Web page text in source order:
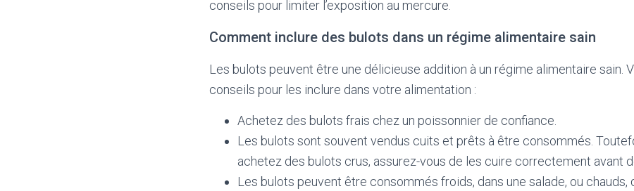
conseils pour limiter l’exposition au mercure.
Comment inclure des bulots dans un régime alimentaire sain
Les bulots peuvent être une délicieuse addition à un régime alimentaire sain.
conseils pour les inclure dans votre alimentation :
Achetez des bulots frais chez un poissonnier de confiance.
Les bulots sont souvent vendus cuits et prêts à être consommés.
achetez des bulots crus, assurez-vous de les cuire correctement avant
Les bulots peuvent être consommés froids, dans une salade, ou chauds,